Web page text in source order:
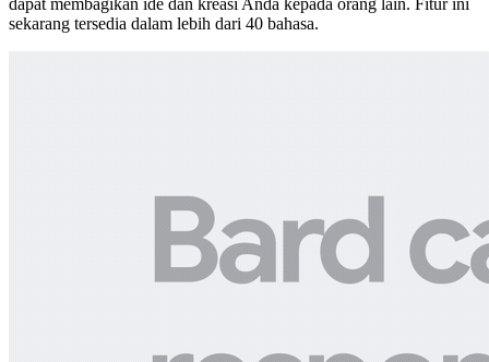
dapat membagikan ide dan kreasi Anda kepada orang lain. Fitur ini
sekarang tersedia dalam lebih dari 40 bahasa.